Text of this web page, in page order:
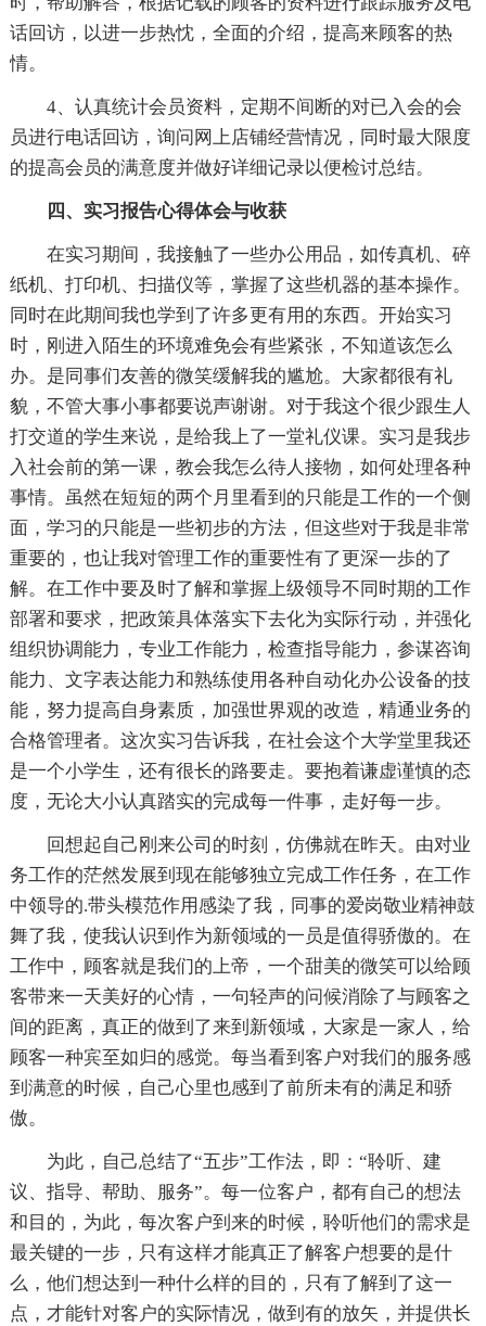
话回访，以进一步热忱，全面的介绍，提高来顾客的热
情。
4、认真统计会员资料，定期不间断的对已入会的会
员进行电话回访，询问网上店铺经营情况，同时最大限度
的提高会员的满意度并做好详细记录以便检讨总结。
四、实习报告心得体会与收获
在实习期间，我接触了一些办公用品，如传真机、碎
纸机、打印机、扫描仪等，掌握了这些机器的基本操作。
同时在此期间我也学到了许多更有用的东西。开始实习
时，刚进入陌生的环境难免会有些紧张，不知道该怎么
办。是同事们友善的微笑缓解我的尴尬。大家都很有礼
貌，不管大事小事都要说声谢谢。对于我这个很少跟生人
打交道的学生来说，是给我上了一堂礼仪课。实习是我步
入社会前的第一课，教会我怎么待人接物，如何处理各种
事情。虽然在短短的两个月里看到的只能是工作的一个侧
面，学习的只能是一些初步的方法，但这些对于我是非常
重要的，也让我对管理工作的重要性有了更深一歩的了
解。在工作中要及时了解和掌握上级领导不同时期的工作
部署和要求，把政策具体落实下去化为实际行动，并强化
组织协调能力，专业工作能力，检查指导能力，参谋咨询
能力、文字表达能力和熟练使用各种自动化办公设备的技
能，努力提高自身素质，加强世界观的改造，精通业务的
合格管理者。这次实习告诉我，在社会这个大学堂里我还
是一个小学生，还有很长的路要走。要抱着谦虚谨慎的态
度，无论大小认真踏实的完成每一件事，走好每一步。
回想起自己刚来公司的时刻，仿佛就在昨天。由对业
务工作的茫然发展到现在能够独立完成工作任务，在工作
中领导的.带头模范作用感染了我，同事的爱岗敬业精神鼓
舞了我，使我认识到作为新领域的一员是值得骄傲的。在
工作中，顾客就是我们的上帝，一个甜美的微笑可以给顾
客带来一天美好的心情，一句轻声的问候消除了与顾客之
间的距离，真正的做到了来到新领域，大家是一家人，给
顾客一种宾至如归的感觉。每当看到客户对我们的服务感
到满意的时候，自己心里也感到了前所未有的满足和骄
傲。
为此，自己总结了“五步”工作法，即：“聆听、建
议、指导、帮助、服务”。每一位客户，都有自己的想法
和目的，为此，每次客户到来的时候，聆听他们的需求是
最关键的一步，只有这样才能真正了解客户想要的是什
么，他们想达到一种什么样的目的，只有了解到了这一
点，才能针对客户的实际情况，做到有的放矢，并提供长